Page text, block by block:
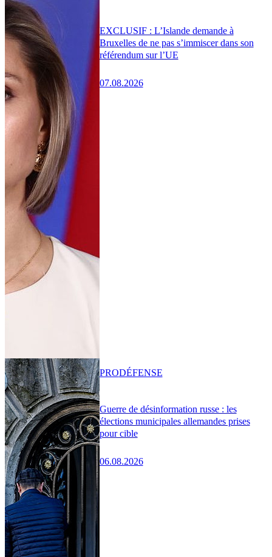
EXCLUSIF : L’Islande demande à
Bruxelles de ne pas s’immiscer dans son
référendum sur l’UE
07.08.2026
Guerre de désinformation russe : les
élections municipales allemandes prises
pour cible
06.08.2026
PRODÉFENSE